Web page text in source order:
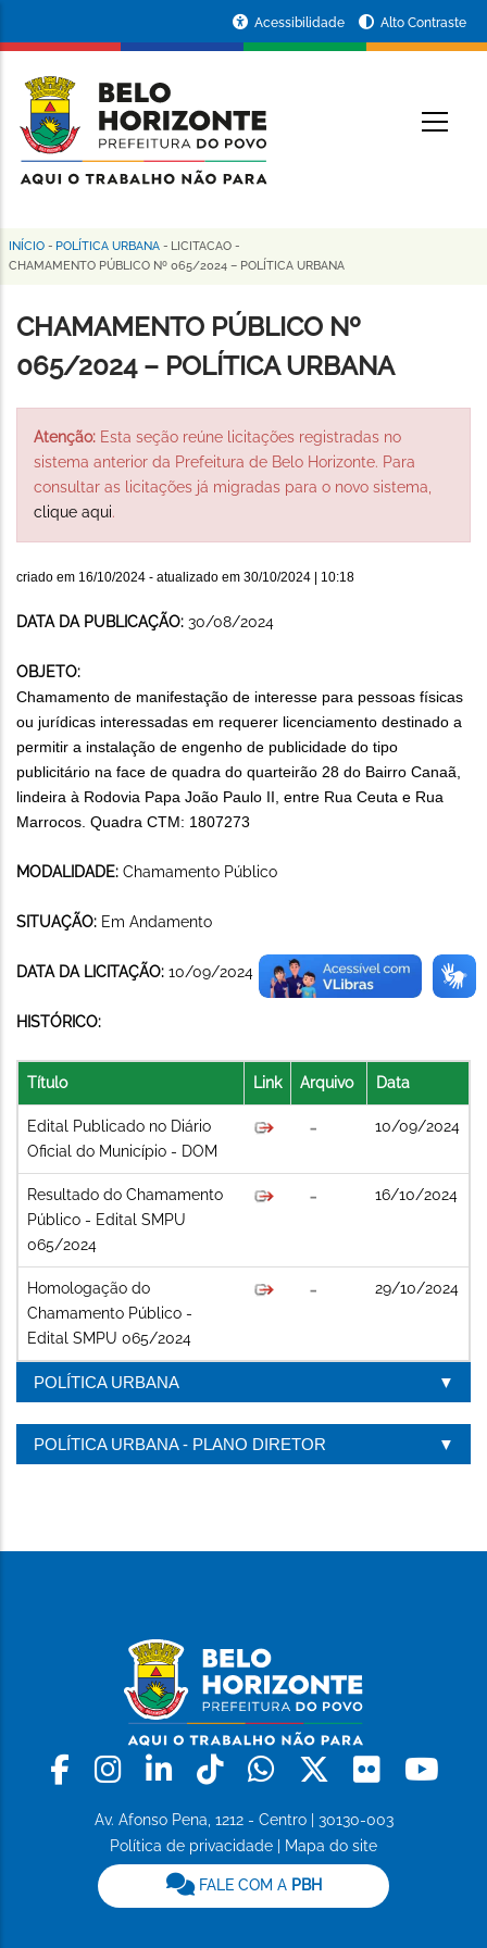
conteúdo
principal
da
Prefeitura
de
Horizonte
Acessibilidade Alto Contraste
Trilha
navegação
INÍCIO - POLÍTICA URBANA - LICITACAO -
CHAMAMENTO PÚBLICO Nº 065/2024 – POLÍTICA URBANA
CHAMAMENTO PÚBLICO Nº
065/2024 – POLÍTICA URBANA
Atenção: Esta seção reúne licitações registradas no
sistema anterior da Prefeitura de Belo Horizonte. Para
consultar as licitações já migradas para o novo sistema,
clique aqui.
criado em 16/10/2024 - atualizado em 30/10/2024 | 10:18
DATA DA PUBLICAÇÃO: 30/08/2024
OBJETO:
Chamamento de manifestação de interesse para pessoas físicas
ou jurídicas interessadas em requerer licenciamento destinado a
permitir a instalação de engenho de publicidade do tipo
publicitário na face de quadra do quarteirão 28 do Bairro Canaã,
lindeira à Rodovia Papa João Paulo II, entre Rua Ceuta e Rua
Marrocos. Quadra CTM: 1807273
MODALIDADE: Chamamento Público
SITUAÇÃO: Em Andamento
DATA DA LICITAÇÃO: 10/09/2024
HISTÓRICO:
Título Link Arquivo Data
Edital Publicado no Diário
Oficial do Município - DOM
10/09/2024
Resultado do Chamamento
Público - Edital SMPU
065/2024
16/10/2024
Homologação do
Chamamento Público -
Edital SMPU 065/2024
29/10/2024
POLÍTICA URBANA
POLÍTICA URBANA - PLANO DIRETOR
Facebook
Instagram
LinkedinTiktokWhatsapp
X Flickr
Av. Afonso Pena, 1212 - Centro | 30130-003
Política de privacidade
Mapa do site
FALE COM A PBH